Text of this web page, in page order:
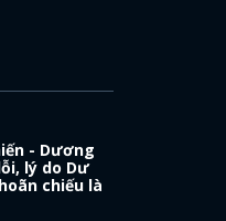
- Dương
lý do Dư
chiếu là